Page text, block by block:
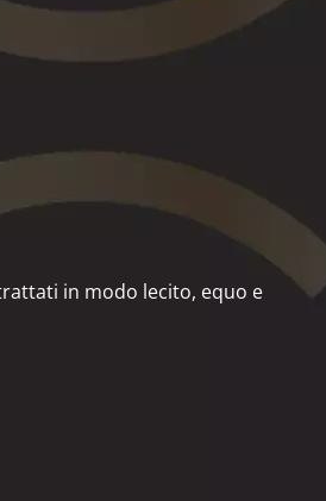
in modo lecito, equo e